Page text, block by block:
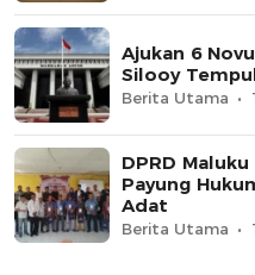
Ajukan 6
Silooy
Berita Utama
DPRD
Payung
Adat
Berita Utama